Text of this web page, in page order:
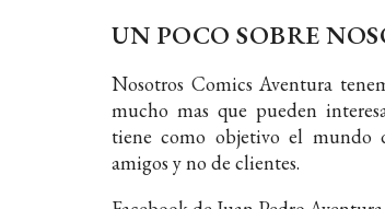
UN POCO SOBRE
Nosotros Comics Aventura
mucho mas que pueden
tiene como objetivo el mundo
amigos y no de clientes.